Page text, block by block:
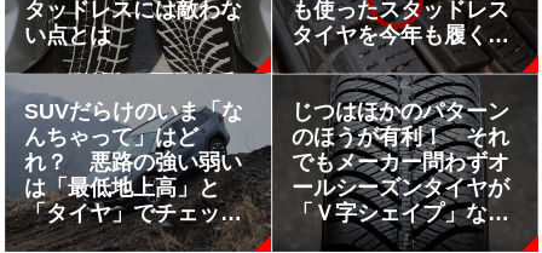
タッドレスには敵わな
い点とは
も使ったスタッドレス
タイヤを今年も履くな
ら「確認必須」のポイ
ントだった
SUVだらけのいま「な
んちゃって」はど
れ？ 悪路の強い弱い
は「最低地上高」と
「タイヤ」でチェック
が正解だった
じつはほかのパターン
のほうが有利！ それ
でもメーカー問わずオ
ールシーズンタイヤが
「Ｖ字シェイプ」なワ